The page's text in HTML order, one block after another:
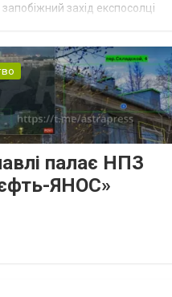
захід експосолці
суду, повідомляє
ТСН. Прокурори САП просили
заставу у розмірі
Своєю черго...
палає НПЗ
ЯНОС»